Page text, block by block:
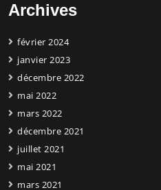
Archives
février 2024
janvier 2023
décembre 2022
mai 2022
mars 2022
décembre 2021
juillet 2021
mai 2021
mars 2021